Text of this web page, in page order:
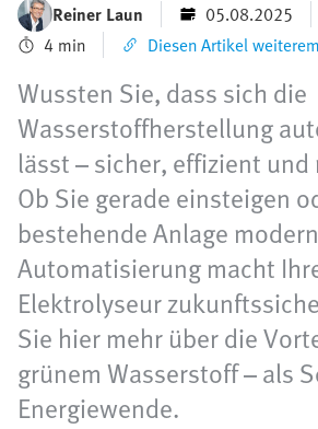
Reiner Laun
05.08.2025
4 min
Diesen Artikel
Wussten Sie, dass sich die
Wasserstoffherstellung
lässt – sicher, effizient
Ob Sie gerade einsteigen
bestehende Anlage
Automatisierung macht
Elektrolyseur
Sie hier mehr über die
grünem Wasserstoff – als
Energiewende.